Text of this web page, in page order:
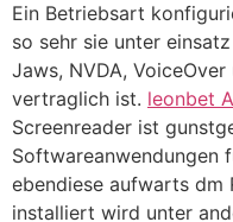
Ein Betriebsart
so sehr sie unter
Jaws, NVDA,
vertraglich ist. leonbet
Screenreader ist
Softwareanwendungen
ebendiese aufwarts dm
installiert wird unter